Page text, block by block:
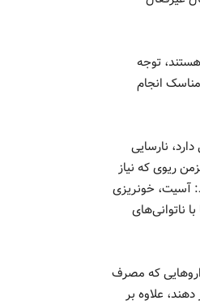
توجه
انجام
نارسایی
ریوی که نیاز
آسیت، خونریزی
ناتوانی‌های
که مصرف
علاوه بر